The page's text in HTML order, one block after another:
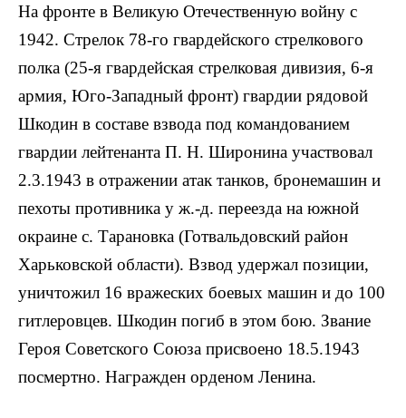
На фронте в Великую Отечественную войну с
1942. Стрелок 78-го гвардейского стрелкового
полка (25-я гвардейская стрелковая дивизия, 6-я
армия, Юго-Западный фронт) гвардии рядовой
Шкодин в составе взвода под командованием
гвардии лейтенанта П. Н. Широнина участво­вал
2.3.1943 в отражении атак танков, бро­немашин и
пехоты противника у ж.-д. переезда на южной
окраине с. Тарановка (Готвальдовский район
Харьковской области). Взвод удер­жал позиции,
уничтожил 16 вражеских бое­вых машин и до 100
гитлеровцев. Шкодин погиб в этом бою. Звание
Героя Советского Союза присвоено 18.5.1943
посмертно. Награжден орденом Ленина.